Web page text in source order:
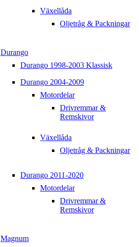
Växellåda
Oljetråg & Packningar
Durango
Durango 1998-2003 Klassisk
Durango 2004-2009
Motordelar
Drivremmar &
Remskivor
Växellåda
Oljetråg & Packningar
Durango 2011-2020
Motordelar
Drivremmar &
Remskivor
Magnum